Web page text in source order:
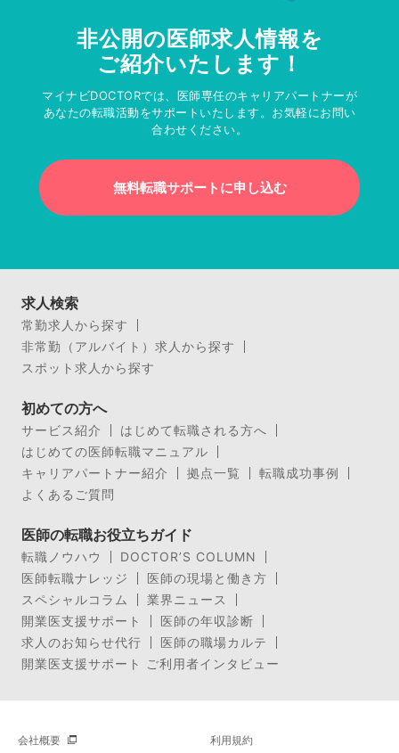
非公開の医師求人情報を
ご紹介いたします！
マイナビDOCTORでは、医師専任のキャリアパートナーが
あなたの転職活動をサポートいたします。お気軽にお問い
合わせください。
無料転職サポートに申し込む
求人検索
常勤求人から探す
非常勤（アルバイト）求人から探す
スポット求人から探す
初めての方へ
サービス紹介
はじめて転職される方へ
はじめての医師転職マニュアル
キャリアパートナー紹介
拠点一覧
転職成功事例
よくあるご質問
医師の転職お役立ちガイド
転職ノウハウ
DOCTOR’S COLUMN
医師転職ナレッジ
医師の現場と働き方
スペシャルコラム
業界ニュース
開業医支援サポート
医師の年収診断
求人のお知らせ代行
医師の職場カルテ
開業医支援サポート ご利用者インタビュー
会社概要 利用規約